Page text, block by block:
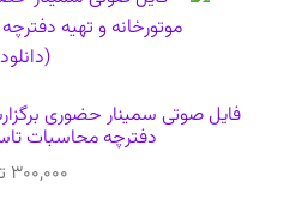
فایل صوتی سمینار حضوری
دفترچه محاسبات
300,000